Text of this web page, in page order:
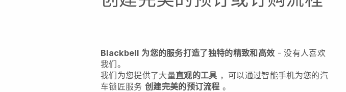
Blackbell 为您的服务打造了独特的精致和高效 - 没有人喜欢
我们。
我们为您提供了大量直观的工具 ，可以通过智能手机为您的汽
车锁匠服务 创建完美的预订流程 。